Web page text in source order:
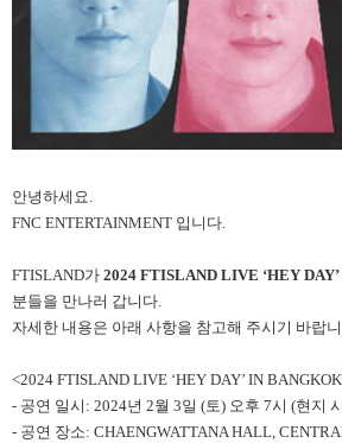
안녕하세요.
FNC ENTERTAINMENT 입니다.
FTISLAND가 2024 FTISLAND LIVE ‘HEY
분들을 만나러 갑니다.
자세한 내용은 아래 사항을 참고해 주시기 바랍
<2024 FTISLAND LIVE ‘HEY DAY’ IN
- 공연 일시: 2024년 2월 3일 (토) 오후 7시 (현지
- 공연 장소: CHAENGWATTANA HALL,